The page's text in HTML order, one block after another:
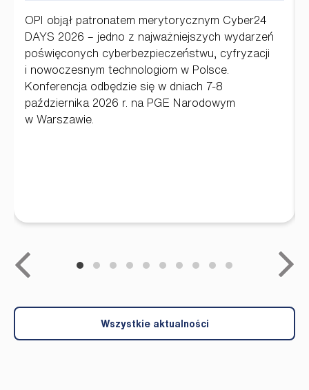
OPI objął patronatem merytorycznym Cyber24
DAYS 2026 – jedno z najważniejszych wydarzeń
poświęconych cyberbezpieczeństwu, cyfryzacji
i nowoczesnym technologiom w Polsce.
Konferencja odbędzie się w dniach 7-8
października 2026 r. na PGE Narodowym
w Warszawie.
OPI patronem merytorycznym Cyber24
OPI objął patronatem AI Health
MIDI 2026 – zgłoś artykuł już dzisiaj!
EZDAY 2026 z patronatem OPI
Politechnika Łódzka dołącza
PolDense – sukces nowej
Dyplomy elektroniczne
Cyfrowa rewolucja
OPI ponownie
Cyfrowe
Wszystkie aktualności